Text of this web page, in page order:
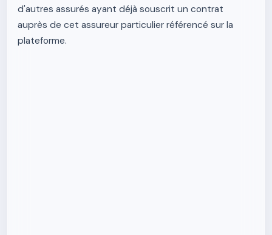
d'autres assurés ayant déjà souscrit un contrat
auprès de cet assureur particulier référencé sur la
plateforme.